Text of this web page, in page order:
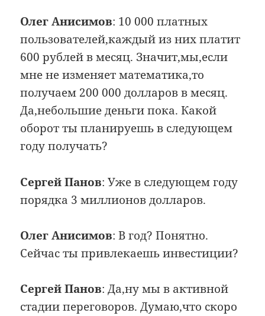
Олег Анисимов: 10 000 платных
пользователей,каждый из них платит
600 рублей в месяц. Значит,мы,если
мне не изменяет математика,то
получаем 200 000 долларов в месяц.
Да,небольшие деньги пока. Какой
оборот ты планируешь в следующем
году получать?
Сергей Панов: Уже в следующем году
порядка 3 миллионов долларов.
Олег Анисимов: В год? Понятно.
Сейчас ты привлекаешь инвестиции?
Сергей Панов: Да,ну мы в активной
стадии переговоров. Думаю,что скоро